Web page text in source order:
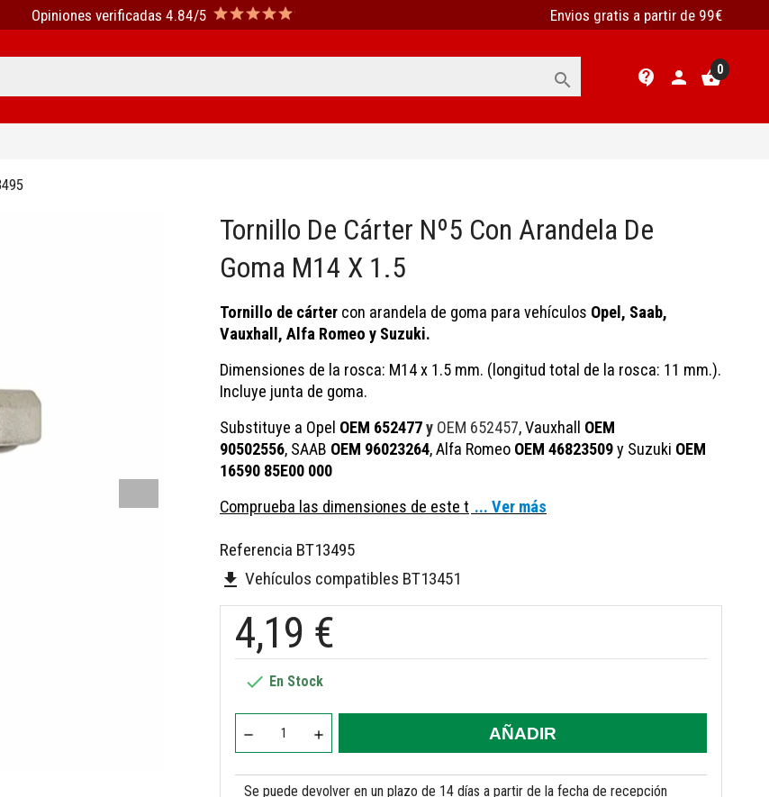
Opiniones verificadas 4.84/5 Envios gratis a partir de 99€
 contact_support person shopping_basket0
Tornillo De Cárter Nº5 Con Arandela De
Goma M14 X 1.5
Tornillo de cárter con arandela de goma para vehículos Opel, Saab,
Vauxhall, Alfa Romeo y Suzuki.
Dimensiones de la rosca: M14 x 1.5 mm. (longitud total de la rosca: 11 mm.).
Incluye junta de goma.
Substituye a Opel OEM 652477y OEM 652457,Vauxhall OEM
90502556, SAAB OEM 96023264,Alfa Romeo OEM 46823509y Suzuki OEM
16590 85E00 000
Comprueba las dimensiones de este t ... Ver más
Referencia BT13495
file_download Vehículos compatibles BT13451
4,19 €
 En Stock
AÑADIR
Se puede devolver en un plazo de 14 días a partir de la fecha de recepción